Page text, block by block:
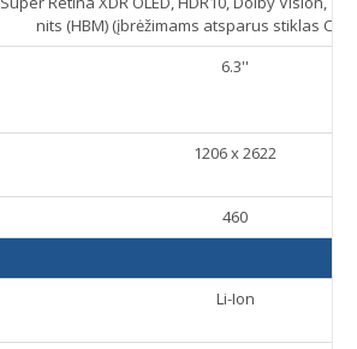
nits (HBM) (įbrėžimams atsparus stiklas
6.3''
1206 x 2622
460
Li-Ion